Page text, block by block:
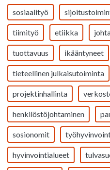
sosiaalityö
tiimityö etiikka
tuottavuus ikääntyneet
tieteellinen julkaisutoiminta
projektinhallinta
henkilöstöjohtaminen
sosionomit
hyvinvointialueet